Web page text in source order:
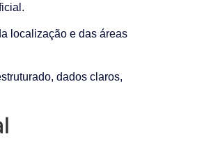
localização e das áreas
dados claros,